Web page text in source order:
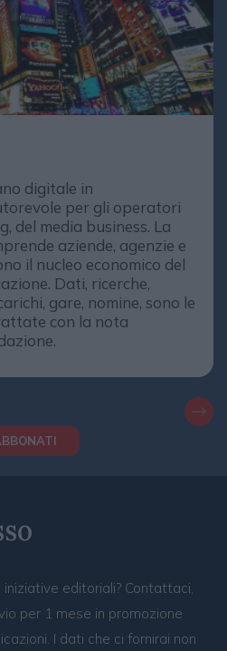
digitale in
per gli operatori
del media business. La
aziende, agenzie e
il nucleo economico del
Dati, ricerche,
gare, nomine, sono le
con la nota
editoriali? Contattaci,
per 1 mese in promozione
I dati che ci fornirai non